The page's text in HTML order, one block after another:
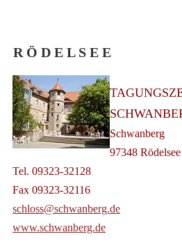
R Ö D E L S E E
Schwanberg
97348 Rödelsee
Tel. 09323-32128
Fax 09323-32116
schloss@schwanberg.de
www.schwanberg.de